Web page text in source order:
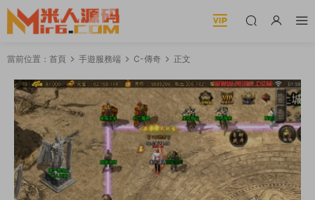
當前位置： 首頁 手遊服務端 C-傳奇 正文